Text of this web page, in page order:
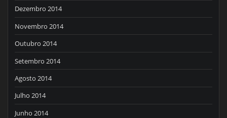
Dezembro 2014
Novembro 2014
Outubro 2014
Setembro 2014
Agosto 2014
Julho 2014
Junho 2014